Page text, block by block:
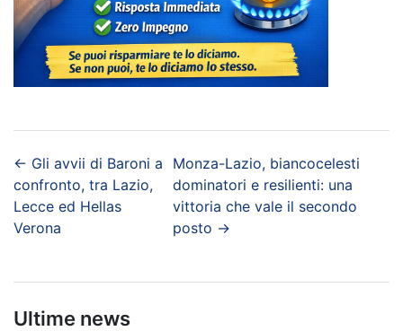
← Gli avvii di Baroni a
confronto, tra Lazio,
Lecce ed Hellas
Verona
Monza-Lazio, biancocelesti
dominatori e resilienti: una
vittoria che vale il secondo
posto →
Ultime news